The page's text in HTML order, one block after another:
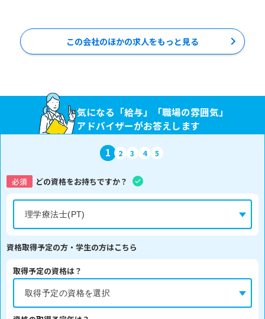
この会社のほかの求人をもっと見る
気になる「給与」「職場の雰囲気」
アドバイザーがお答えします
1 2 3 4 5
必須 どの資格をお持ちですか？
資格取得予定の方・学生の方はこちら
取得予定の資格は？